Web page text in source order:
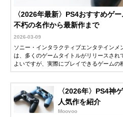
Amazonで見る
ロジクール
Wireless Gaming
Headset G435
ロジクール
X2 LIGHTSPEED
G-PHS-005WL
Amazonで見る
エレコム 2.4GHz
〈2026年最新〉PS4おすすめゲ
不朽の名作から最新作まで
2026-03-09
ソニー・インタラクティブエンタテインメ
は、多くのゲームタイトルがリリースされ
よいですが、実際にプレイできるゲーム
〈2026年〉PS4神
人気作を紹介
Moovoo